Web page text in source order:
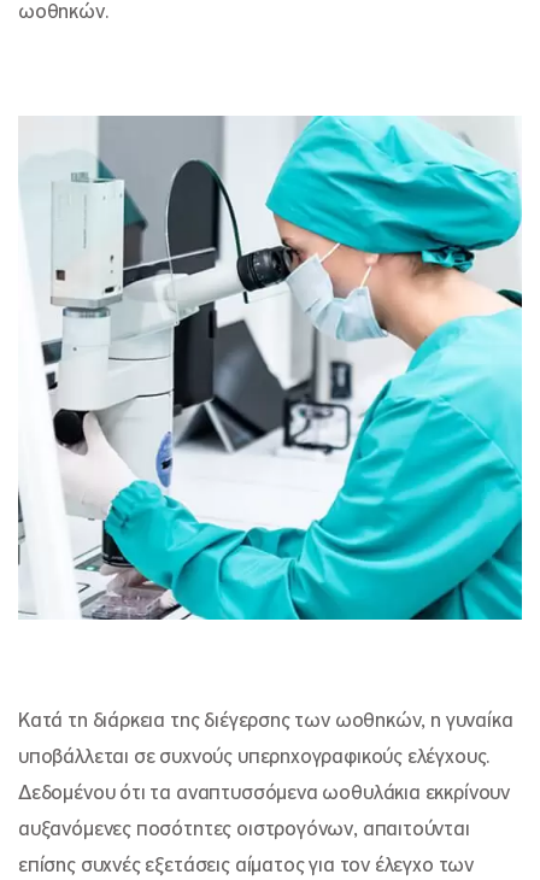
ωοθηκών.
Κατά τη διάρκεια της διέγερσης των ωοθηκών, η γυναίκα
υποβάλλεται σε συχνούς υπερηχογραφικούς ελέγχους.
Δεδομένου ότι τα αναπτυσσόμενα ωοθυλάκια εκκρίνουν
αυξανόμενες ποσότητες οιστρογόνων, απαιτούνται
επίσης συχνές εξετάσεις αίματος για τον έλεγχο των